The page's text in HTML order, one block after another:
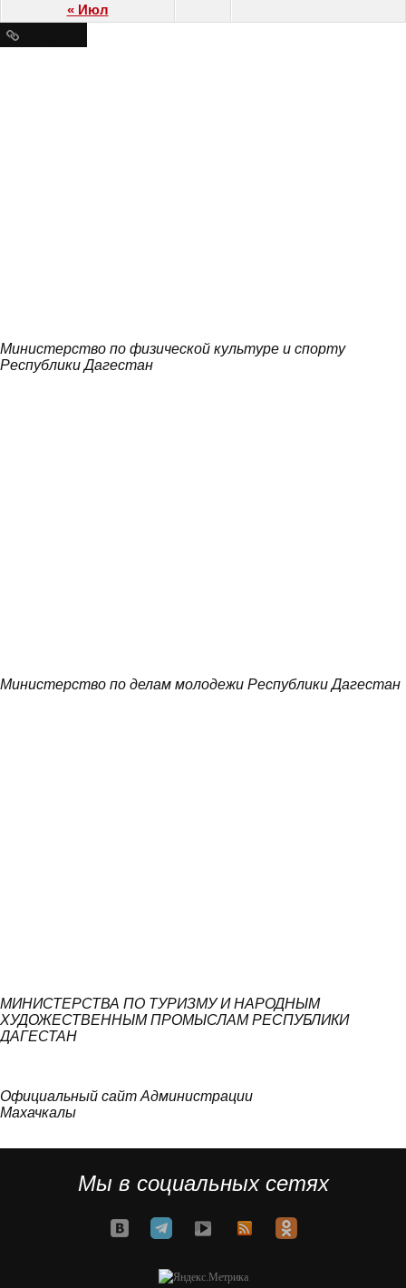
« Июл
Министерство по физической культуре и спорту
Республики Дагестан
Министерство по делам молодежи Республики Дагестан
МИНИСТЕРСТВА ПО ТУРИЗМУ И НАРОДНЫМ
ХУДОЖЕСТВЕННЫМ ПРОМЫСЛАМ РЕСПУБЛИКИ
ДАГЕСТАН
Официальный сайт Администрации
Махачкалы
Мы в социальных сетях